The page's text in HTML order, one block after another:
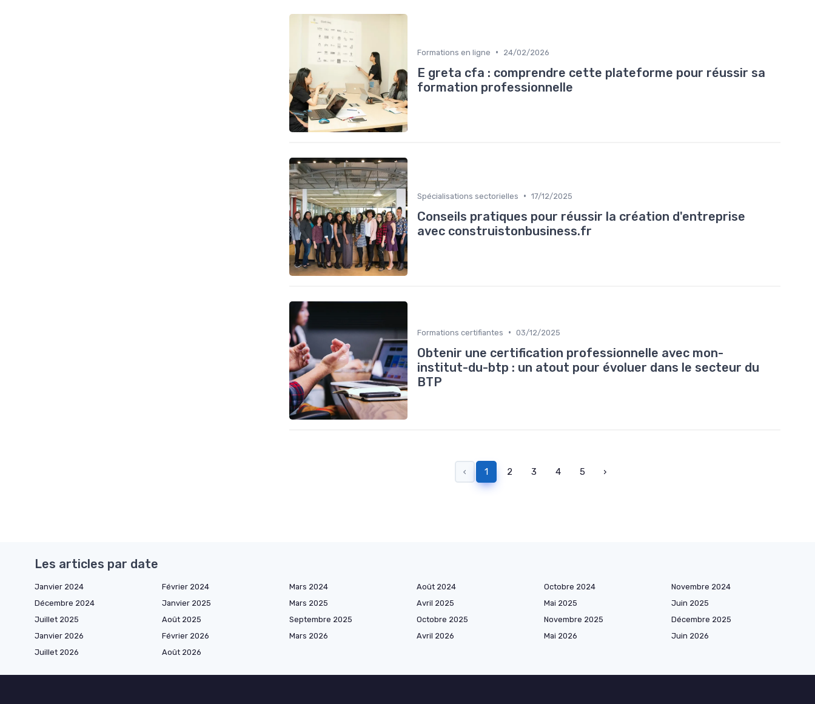
Formations en ligne • 24/02/2026
E greta cfa : comprendre cette plateforme pour réussir sa
formation professionnelle
Spécialisations sectorielles • 17/12/2025
Conseils pratiques pour réussir la création d'entreprise
avec construistonbusiness.fr
Formations certifiantes • 03/12/2025
Obtenir une certification professionnelle avec mon-
institut-du-btp : un atout pour évoluer dans le secteur du
BTP
‹ 1 2 3 4 5 ›
Les articles par date
Janvier 2024 Février 2024 Mars 2024 Août 2024 Octobre 2024
Novembre 2024
Décembre 2024
Janvier 2025 Mars 2025 Avril 2025 Mai 2025
Juin 2025
Juillet 2025
Août 2025 Septembre 2025 Octobre 2025 Novembre 2025
Décembre 2025
Janvier 2026
Février 2026 Mars 2026 Avril 2026 Mai 2026
Juin 2026
Juillet 2026
Août 2026